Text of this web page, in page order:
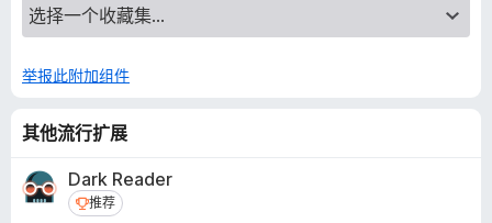
举报此附加组件
其他流行扩展
Dark Reader
推荐
推荐